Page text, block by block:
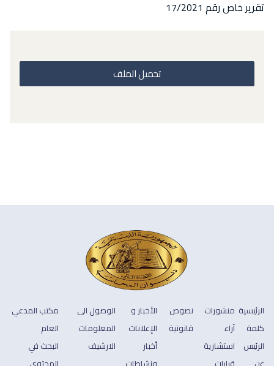
تقرير خاص رقم 17/2021
تحميل الملف
الرئيسية
كلمة
الرئيس
منشورات
آراء
استشارية
نصوص
قانونية
الأخبار و
الإعلانات
أخبار
الوصول الى
المعلومات
الارشيف
مكتب المدعي
العام
البحث في